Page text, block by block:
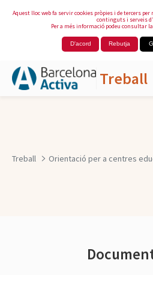
Aquest lloc web fa servir cookies pròpies i de tercers
continguts i serveis
Per a més informació podeu consultar
D'acord Rebutja
Treball
Treball Orientació per a centres